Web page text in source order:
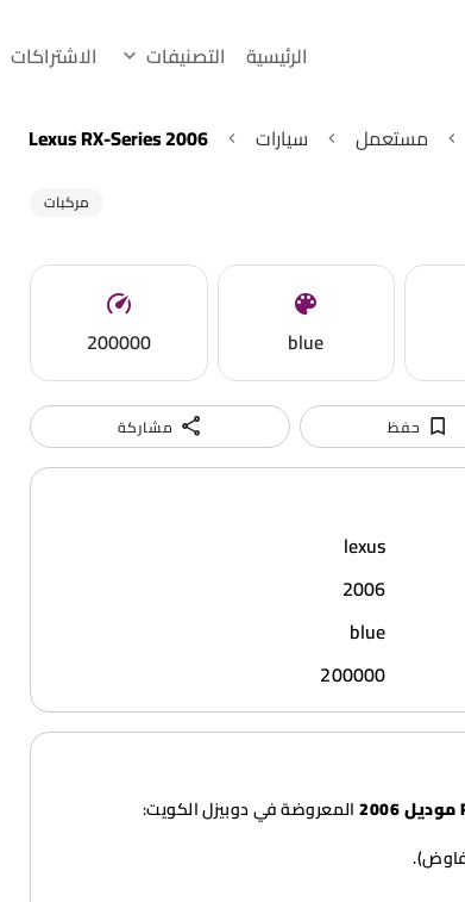
الرئيسية التصنيفات الاشتراكات
مستعمل سيارات Lexus RX-Series 2006
مركبات
blue
200000
حفظ مشاركة
lexus
2006
blue
200000
المعروضة في دوبيزل الكويت: